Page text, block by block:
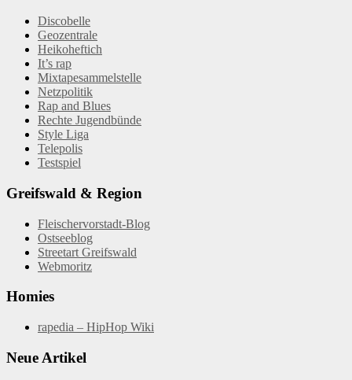
Discobelle
Geozentrale
Heikoheftich
It’s rap
Mixtapesammelstelle
Netzpolitik
Rap and Blues
Rechte Jugendbünde
Style Liga
Telepolis
Testspiel
Greifswald & Region
Fleischervorstadt-Blog
Ostseeblog
Streetart Greifswald
Webmoritz
Homies
rapedia – HipHop Wiki
Neue Artikel